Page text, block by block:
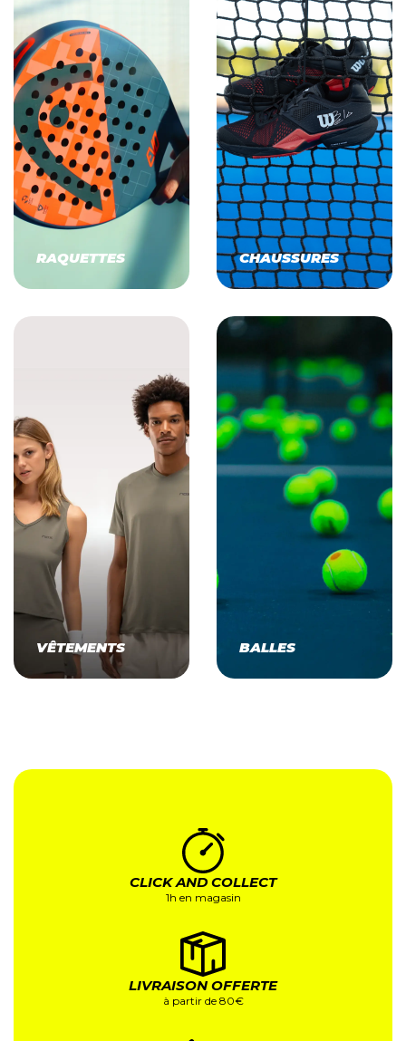
RAQUETTES CHAUSSURES
VÊTEMENTS BALLES
CLICK AND COLLECT
1h en magasin
LIVRAISON OFFERTE
à partir de 80€